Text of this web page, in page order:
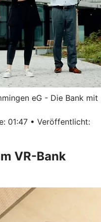
eG - Die Bank mit
01:47 • Veröffentlicht:
VR-Bank